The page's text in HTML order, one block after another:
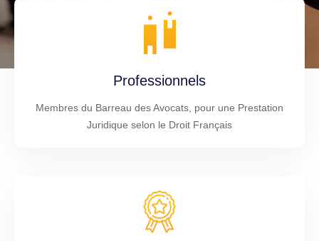
Professionnels
Membres du Barreau des Avocats, pour une Prestation
Juridique selon le Droit Français